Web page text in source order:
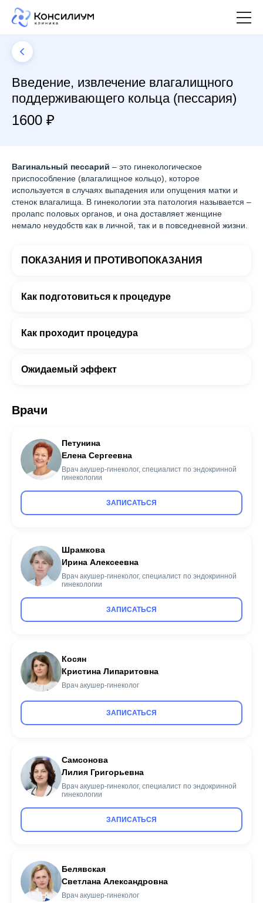
Введение, извлечение влагалищного
поддерживающего кольца (пессария)
1600 ₽
Вагинальный пессарий – это гинекологическое
приспособление (влагалищное кольцо), которое
используется в случаях выпадения или опущения матки и
стенок влагалища. В гинекологии эта патология называется –
пролапс половых органов, и она доставляет женщине
немало неудобств как в личной, так и в повседневной жизни.
ПОКАЗАНИЯ И ПРОТИВОПОКАЗАНИЯ
Как подготовиться к процедуре
Как проходит процедура
Ожидаемый эффект
Врачи
Петунина
Елена Сергеевна
Врач акушер-гинеколог, специалист по эндокринной
гинекологии
ЗАПИСАТЬСЯ
Шрамкова
Ирина Алексеевна
Врач акушер-гинеколог, специалист по эндокринной
гинекологии
ЗАПИСАТЬСЯ
Косян
Кристина Липаритовна
Врач акушер-гинеколог
ЗАПИСАТЬСЯ
Самсонова
Лилия Григорьевна
Врач акушер-гинеколог, специалист по эндокринной
гинекологии
ЗАПИСАТЬСЯ
Белявская
Светлана Александровна
Врач акушер-гинеколог